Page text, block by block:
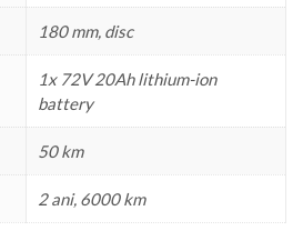
180 mm, disc
1x 72V 20Ah lithium-ion
battery
50 km
2 ani, 6000 km